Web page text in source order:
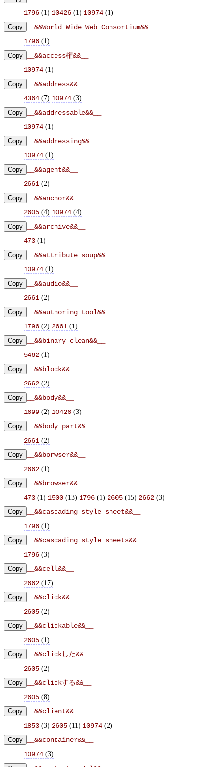
1796 (1) 10426 (1) 10974 (1)
Copy
__&&World Wide Web Consortium&&__
1796 (1)
Copy
__&&access権&&__
10974 (1)
Copy
__&&address&&__
4364 (7) 10974 (3)
Copy
__&&addressable&&__
10974 (1)
Copy
__&&addressing&&__
10974 (1)
Copy
__&&agent&&__
2661 (2)
Copy
__&&anchor&&__
2605 (4) 10974 (4)
Copy
__&&archive&&__
473 (1)
Copy
__&&attribute soup&&__
10974 (1)
Copy
__&&audio&&__
2661 (2)
Copy
__&&authoring tool&&__
1796 (2) 2661 (1)
Copy
__&&binary clean&&__
5462 (1)
Copy
__&&block&&__
2662 (2)
Copy
__&&body&&__
1699 (2) 10426 (3)
Copy
__&&body part&&__
2661 (2)
Copy
__&&borwser&&__
2662 (1)
Copy
__&&browser&&__
473 (1) 1500 (13) 1796 (1) 2605 (15) 2662 (3)
Copy
__&&cascading style sheet&&__
1796 (1)
Copy
__&&cascading style sheets&&__
1796 (3)
Copy
__&&cell&&__
2662 (17)
Copy
__&&click&&__
2605 (2)
Copy
__&&clickable&&__
2605 (1)
Copy
__&&clickした&&__
2605 (2)
Copy
__&&clickする&&__
2605 (8)
Copy
__&&client&&__
1853 (3) 2605 (11) 10974 (2)
Copy
__&&container&&__
10974 (3)